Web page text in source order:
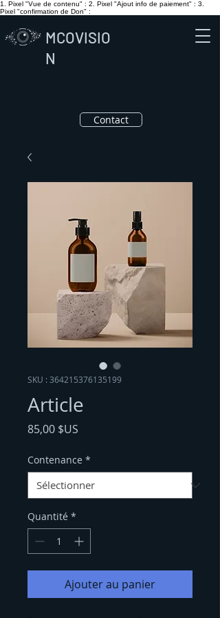
1. Pixel "Vue de contenu" : 2. Pixel "Ajout info de paiement" : 3.
Pixel "confirmation de Don" :
MCOVISIO
N
Contact
SKU : 364215376135199
Article
85,00 $US
Contenance *
Quantité *
Ajouter au panier